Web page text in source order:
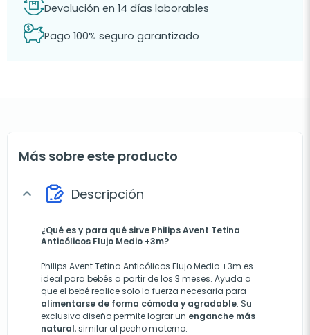
Devolución en 14 días laborables
Pago 100% seguro garantizado
Más sobre este producto
expand_more Descripción
¿Qué es y para qué sirve Philips Avent Tetina
Anticólicos Flujo Medio +3m?
Philips Avent Tetina Anticólicos Flujo Medio +3m es
ideal para bebés a partir de los 3 meses. Ayuda a
que el bebé realice solo la fuerza necesaria para
alimentarse de forma cómoda y agradable. Su
exclusivo diseño permite lograr un enganche más
natural, similar al pecho materno.